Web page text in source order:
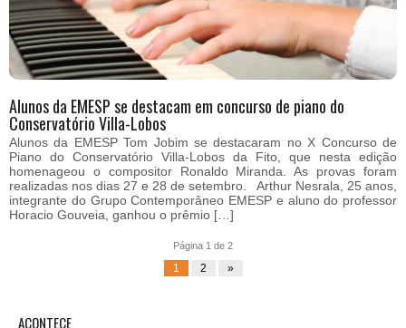
Alunos da EMESP se destacam em concurso de piano do
Conservatório Villa-Lobos
Alunos da EMESP Tom Jobim se destacaram no X Concurso de
Piano do Conservatório Villa-Lobos da Fito, que nesta edição
homenageou o compositor Ronaldo Miranda. As provas foram
realizadas nos dias 27 e 28 de setembro. Arthur Nesrala, 25 anos,
integrante do Grupo Contemporâneo EMESP e aluno do professor
Horacio Gouveia, ganhou o prêmio […]
Página 1 de 2
1 2 »
ACONTECE